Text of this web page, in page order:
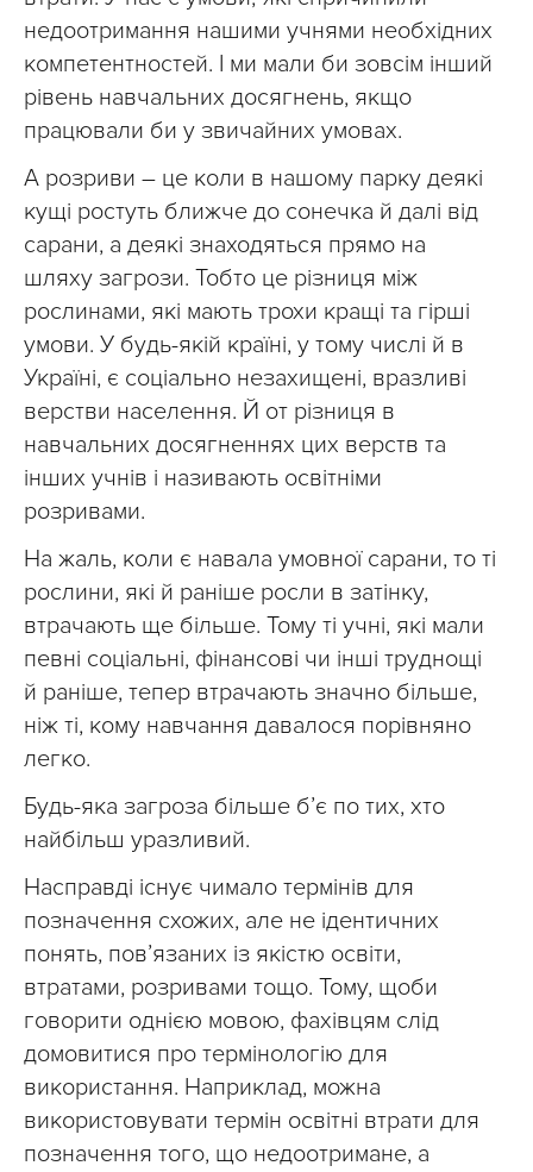
недоотримання нашими учнями необхідних
компетентностей. І ми мали би зовсім інший
рівень навчальних досягнень, якщо
працювали би у звичайних умовах.
А розриви – це коли в нашому парку деякі
кущі ростуть ближче до сонечка й далі від
сарани, а деякі знаходяться прямо на
шляху загрози. Тобто це різниця між
рослинами, які мають трохи кращі та гірші
умови. У будь-якій країні, у тому числі й в
Україні, є соціально незахищені, вразливі
верстви населення. Й от різниця в
навчальних досягненнях цих верств та
інших учнів і називають освітніми
розривами.
На жаль, коли є навала умовної сарани, то ті
рослини, які й раніше росли в затінку,
втрачають ще більше. Тому ті учні, які мали
певні соціальні, фінансові чи інші труднощі
й раніше, тепер втрачають значно більше,
ніж ті, кому навчання давалося порівняно
легко.
Будь-яка загроза більше б’є по тих, хто
найбільш уразливий.
Насправді існує чимало термінів для
позначення схожих, але не ідентичних
понять, пов’язаних із якістю освіти,
втратами, розривами тощо. Тому, щоби
говорити однією мовою, фахівцям слід
домовитися про термінологію для
використання. Наприклад, можна
використовувати термін освітні втрати для
позначення того, що недоотримане, а